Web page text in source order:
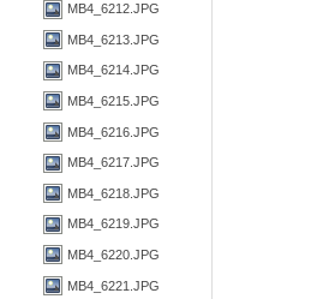
MB4_6212.JPG
MB4_6213.JPG
MB4_6214.JPG
MB4_6215.JPG
MB4_6216.JPG
MB4_6217.JPG
MB4_6218.JPG
MB4_6219.JPG
MB4_6220.JPG
MB4_6221.JPG